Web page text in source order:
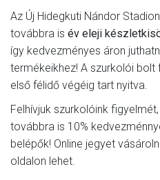
Az Új Hidegkuti Nándor
továbbra is év eleji
így kedvezményes áron
termékeikhez! A szurkolói
első félidő végéig tart nyitva.
Felhívjuk szurkolóink
továbbra is 10%
belépők! Online jegyet
oldalon lehet.